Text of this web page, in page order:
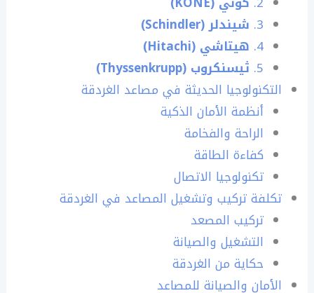
3. شيندلر (Schindler)
4. هيتاشي (Hitachi)
5. ثيسنكروب (Thyssenkrupp)
التكنولوجيا الحديثة في مصاعد الغردقة
أنظمة الأمان الذكية
الراحة والفخامة
كفاءة الطاقة
تكنولوجيا الاتصال
تكلفة تركيب وتشغيل المصاعد في الغردقة
تركيب المصعد
التشغيل والصيانة
حكاية من الغردقة
الأمان والصيانة للمصاعد